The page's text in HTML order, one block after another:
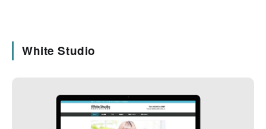
White Studio